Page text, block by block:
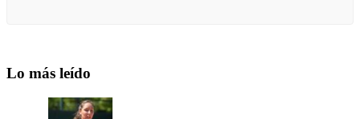
Lo más leído